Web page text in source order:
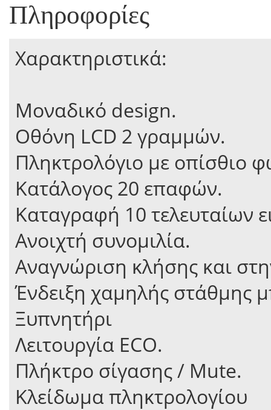
Πληροφορίες
Χαρακτηριστικά:
Μοναδικό design.
Oθόνη LCD 2 γραμμών.
Πληκτρολόγιο με οπίσθιο
Κατάλογος 20 επαφών.
Καταγραφή 10 τελευταίων
Ανοιχτή συνομιλία.
Αναγνώριση κλήσης και
Ένδειξη χαμηλής στάθμης
Ξυπνητήρι
Λειτουργία ECO.
Πλήκτρο σίγασης / Mute.
Κλείδωμα πληκτρολογίου